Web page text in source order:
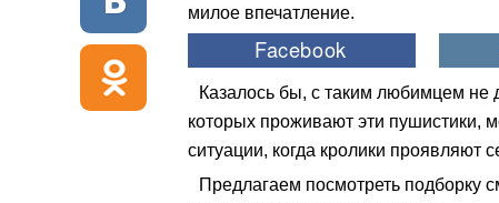
милое впечатление.
Казалось бы, с таким любимцем не
которых проживают эти пушистики,
ситуации, когда кролики проявляют
Предлагаем посмотреть подборку